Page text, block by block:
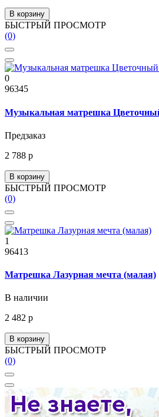
В корзину
БЫСТРЫЙ ПРОСМОТР
(0)
0
96345
Музыкальная матрешка
Предзаказ
2 788 р
В корзину
БЫСТРЫЙ ПРОСМОТР
(0)
1
96413
Матрешка Лазурная мечта (малая)
В наличии
2 482 р
В корзину
БЫСТРЫЙ ПРОСМОТР
(0)